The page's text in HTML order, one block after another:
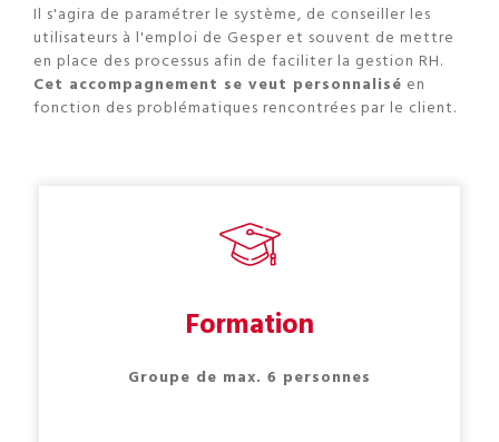
Il s'agira de paramétrer le système, de conseiller les
utilisateurs à l'emploi de Gesper et souvent de mettre
en place des processus afin de faciliter la gestion RH.
Cet accompagnement se veut personnalisé en
fonction des problématiques rencontrées par le client.
Formation
Groupe de max. 6 personnes